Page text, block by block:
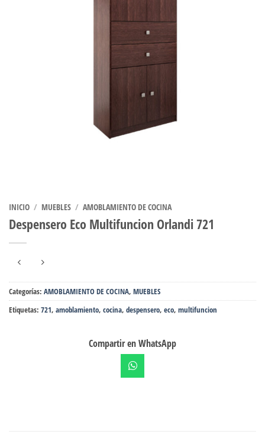
INICIO / MUEBLES / AMOBLAMIENTO DE COCINA
Despensero Eco Multifuncion Orlandi 721
Categorías: AMOBLAMIENTO DE COCINA, MUEBLES
Etiquetas: 721, amoblamiento, cocina, despensero, eco, multifuncion
Compartir en WhatsApp